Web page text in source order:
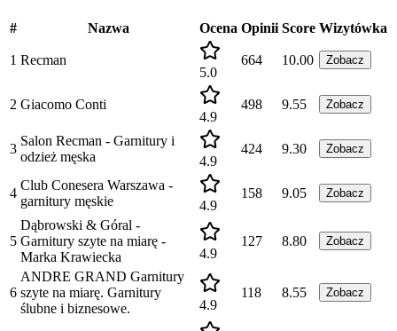
# Nazwa Ocena Opinii Score Wizytówka
1 Recman
5.0
664 10.00 Zobacz
2 Giacomo Conti
4.9
498 9.55 Zobacz
3
Salon Recman - Garnitury i
odzież męska
4.9
424 9.30 Zobacz
4
Club Conesera Warszawa -
garnitury męskie
4.9
158 9.05 Zobacz
5
Dąbrowski & Góral -
Garnitury szyte na miarę -
Marka Krawiecka
4.9
127 8.80 Zobacz
6
ANDRE GRAND Garnitury
szyte na miarę. Garnitury
ślubne i biznesowe.
4.9
118 8.55 Zobacz